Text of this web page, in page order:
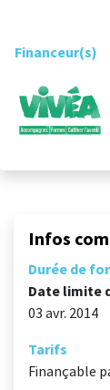
Financeur(s)
Infos
Durée de
Date limite
03 avr. 2014
Tarifs
Finançable